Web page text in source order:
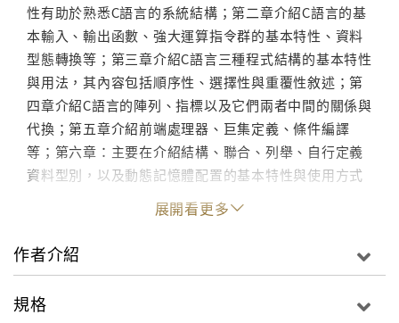
性有助於熟悉C語言的系統結構；第二章介紹C語言的基
本輸入、輸出函數、強大運算指令群的基本特性、資料
型態轉換等；第三章介紹C語言三種程式結構的基本特性
與用法，其內容包括順序性、選擇性與重覆性敘述；第
四章介紹C語言的陣列、指標以及它們兩者中間的關係與
代換；第五章介紹前端處理器、巨集定義、條件編譯
等；第六章：主要在介紹結構、聯合、列舉、自行定義
資料型別，以及動態記憶體配置的基本特性與使用方式
等；第七章介紹C語言的各種檔案處理等。
展開看更多
作者介紹
規格